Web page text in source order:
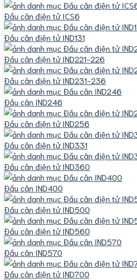
Đầu cân điện tử ICS6
Đầu cân điện tử IND131
Đầu cân điện tử IND221-226
Đầu cân điện tử IND231-236
Đầu cân IND246
Đầu cân điện tử IND256
Đầu cân điện tử IND331
Đầu cân điện tử IND360
Đầu cân IND400
Đầu cân điện tử IND500
Đầu cân điện tử IND560
Đầu cân IND570
Đầu cân điện tử IND700